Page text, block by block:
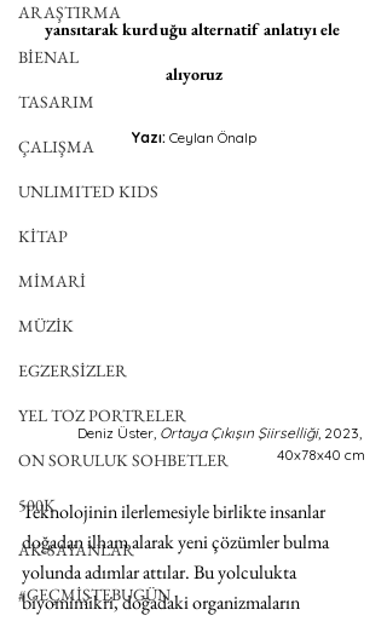
ARAŞTIRMA
BİENAL
TASARIM
ÇALIŞMA
UNLIMITED KIDS
KİTAP
MİMARİ
MÜZİK
EGZERSİZLER
YEL TOZ PORTRELER
ON SORULUK SOHBETLER
500K
AK-SAYANLAR
#GEÇMİŞTEBUGÜN
yansıtarak kurduğu alternatif anlatıyı ele
alıyoruz
Yazı: Ceylan Önalp
Deniz Üster, Ortaya Çıkışın Şiirselliği, 2023,
40x78x40 cm
Teknolojinin ilerlemesiyle birlikte insanlar
doğadan ilham alarak yeni çözümler bulma
yolunda adımlar attılar. Bu yolculukta
biyomimikri, doğadaki organizmaların